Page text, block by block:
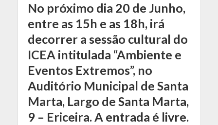
No próximo dia 20 de Junho,
entre as 15h e as 18h, irá
decorrer a sessão cultural do
ICEA intitulada “Ambiente e
Eventos Extremos”, no
Auditório Municipal de Santa
Marta, Largo de Santa Marta,
9 – Ericeira. A entrada é livre.